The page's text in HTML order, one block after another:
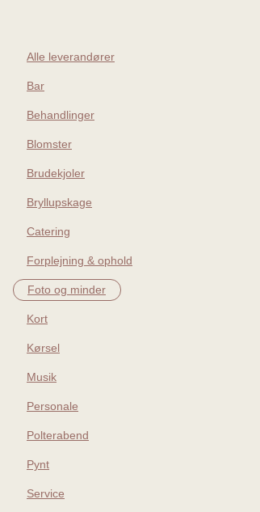
Alle leverandører
Bar
Behandlinger
Blomster
Brudekjoler
Bryllupskage
Catering
Forplejning & ophold
Foto og minder
Kort
Kørsel
Musik
Personale
Polterabend
Pynt
Service